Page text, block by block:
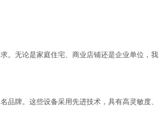
。无论是家庭住宅、商业店铺还是企业单位，我
品牌。这些设备采用先进技术，具有高灵敏度、